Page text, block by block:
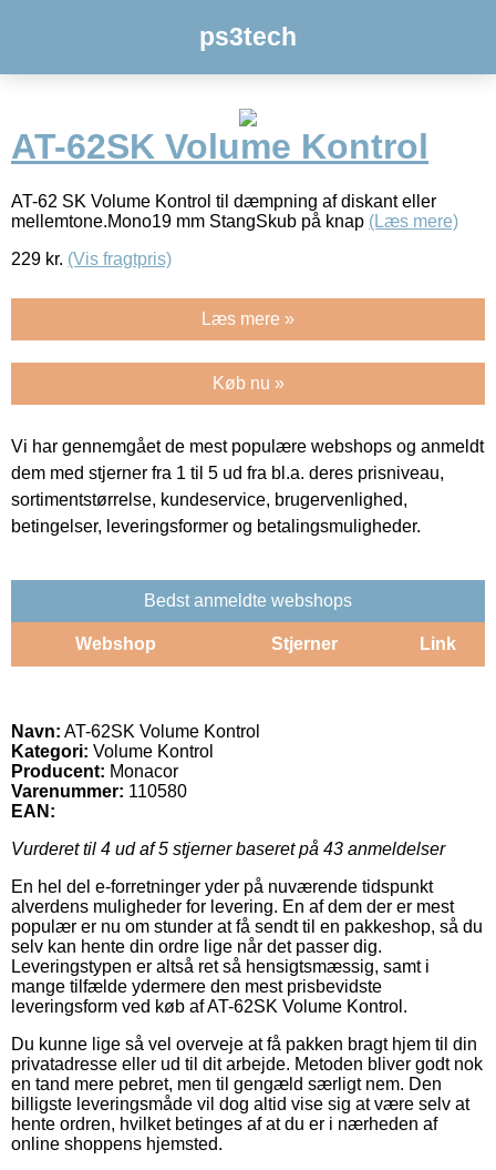
ps3tech
AT-62SK Volume Kontrol
AT-62 SK Volume Kontrol til dæmpning af diskant eller
mellemtone.Mono19 mm StangSkub på knap (Læs mere)
229 kr. (Vis fragtpris)
Læs mere »
Køb nu »
Vi har gennemgået de mest populære webshops og anmeldt
dem med stjerner fra 1 til 5 ud fra bl.a. deres prisniveau,
sortimentstørrelse, kundeservice, brugervenlighed,
betingelser, leveringsformer og betalingsmuligheder.
Bedst anmeldte webshops
Webshop Stjerner Link
Navn: AT-62SK Volume Kontrol
Kategori: Volume Kontrol
Producent: Monacor
Varenummer: 110580
EAN:
Vurderet til 4 ud af 5 stjerner baseret på 43 anmeldelser
En hel del e-forretninger yder på nuværende tidspunkt
alverdens muligheder for levering. En af dem der er mest
populær er nu om stunder at få sendt til en pakkeshop, så du
selv kan hente din ordre lige når det passer dig.
Leveringstypen er altså ret så hensigtsmæssig, samt i
mange tilfælde ydermere den mest prisbevidste
leveringsform ved køb af AT-62SK Volume Kontrol.
Du kunne lige så vel overveje at få pakken bragt hjem til din
privatadresse eller ud til dit arbejde. Metoden bliver godt nok
en tand mere pebret, men til gengæld særligt nem. Den
billigste leveringsmåde vil dog altid vise sig at være selv at
hente ordren, hvilket betinges af at du er i nærheden af
online shoppens hjemsted.